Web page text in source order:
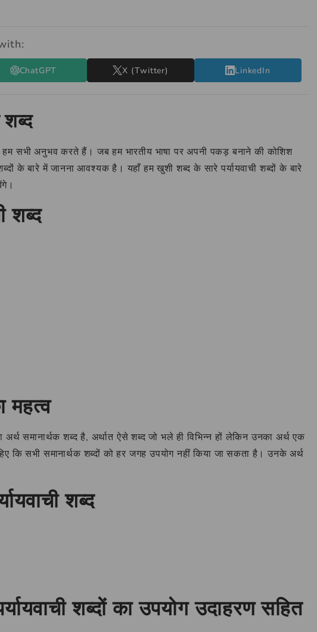
ChatGPT X (Twitter) LinkedIn
शब्द
हम सभी अनुभव करते हैं। जब हम भारतीय भाषा पर अपनी पकड़ बनाने की कोशिश
के बारे में जानना आवश्यक है। यहाँ हम खुशी शब्द के सारे पर्यायवाची शब्दों के बारे
शब्द
महत्व
अर्थ समानार्थक शब्द है, अर्थात ऐसे शब्द जो भले ही विभिन्न हों लेकिन उनका अर्थ एक
कि सभी समानार्थक शब्दों को हर जगह उपयोग नहीं किया जा सकता है। उनके अर्थ
शब्द
शब्दों का उपयोग उदाहरण सहित